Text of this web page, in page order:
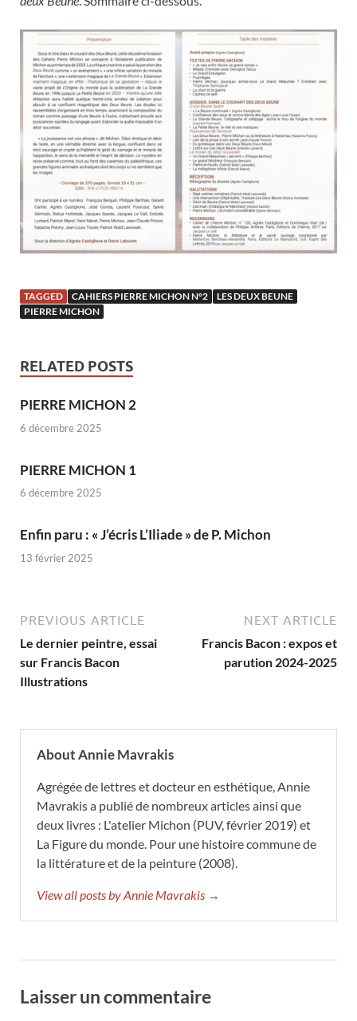
TAGGED CAHIERS PIERRE MICHON N°2
LES DEUX BEUNE
PIERRE MICHON
RELATED POSTS
PIERRE MICHON 2
6 décembre 2025
PIERRE MICHON 1
6 décembre 2025
Enfin paru : « J’écris L’Iliade » de P. Michon
13 février 2025
PREVIOUS ARTICLE
Le dernier peintre, essai
sur Francis Bacon
Illustrations
NEXT ARTICLE
Francis Bacon : expos et
parution 2024-2025
About Annie Mavrakis
Agrégée de lettres et docteur en esthétique, Annie
Mavrakis a publié de nombreux articles ainsi que
deux livres : L'atelier Michon (PUV, février 2019) et
La Figure du monde. Pour une histoire commune de
la littérature et de la peinture (2008).
View all posts by Annie Mavrakis →
Laisser un commentaire